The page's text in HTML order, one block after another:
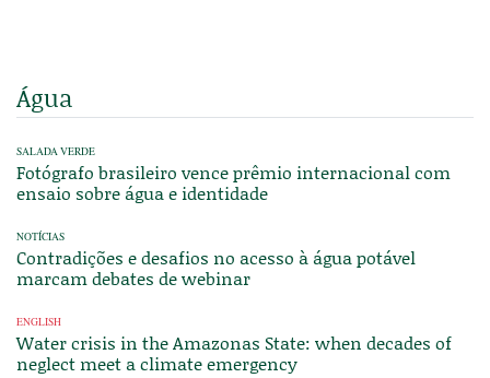
Água
SALADA VERDE
Fotógrafo brasileiro vence prêmio internacional com
ensaio sobre água e identidade
NOTÍCIAS
Contradições e desafios no acesso à água potável
marcam debates de webinar
ENGLISH
Water crisis in the Amazonas State: when decades of
neglect meet a climate emergency